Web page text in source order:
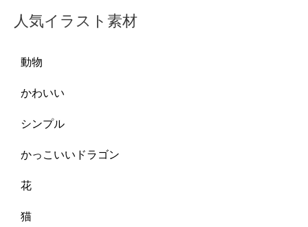
人気イラスト素材
動物
かわいい
シンプル
かっこいいドラゴン
花
猫